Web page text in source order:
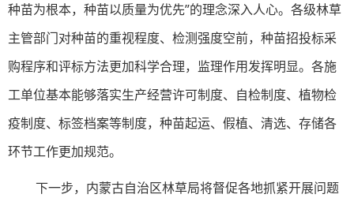
种苗为根本，种苗以质量为优先”的理念深入人心。各级林草
主管部门对种苗的重视程度、检测强度空前，种苗招投标采
购程序和评标方法更加科学合理，监理作用发挥明显。各施
工单位基本能够落实生产经营许可制度、自检制度、植物检
疫制度、标签档案等制度，种苗起运、假植、清选、存储各
环节工作更加规范。
下一步， 内蒙古自治区林草局将督促各地抓紧开展问题